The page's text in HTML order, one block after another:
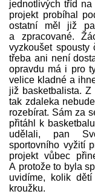
jednotlivých tříd
projekt probíhal
ostatní měl již
a zpracované.
vyzkoušet spousty
třeba ani není
opravdu má i pro
velice kladné a
již basketbalista.
tak zdaleka
rozebírat. Sám za
přitáhl k
udělali, pan
sportovního vyžití
projekt vůbec
A protože to byla
uvidíme, kolik
kroužku.